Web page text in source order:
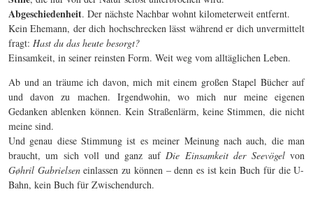
Abgeschiedenheit. Der nächste Nachbar wohnt kilometerweit entfernt.
Kein Ehemann, der dich hochschrecken lässt während er dich unvermittelt
fragt: Hast du das heute besorgt?
Einsamkeit, in seiner reinsten Form. Weit weg vom alltäglichen Leben.
Ab und an träume ich davon, mich mit einem großen Stapel Bücher auf
und davon zu machen. Irgendwohin, wo mich nur meine eigenen
Gedanken ablenken können. Kein Straßenlärm, keine Stimmen, die nicht
meine sind.
Und genau diese Stimmung ist es meiner Meinung nach auch, die man
braucht, um sich voll und ganz aufDie Einsamkeit der Seevögelvon
Gøhril Gabrielseneinlassen zu können – denn es ist kein Buch für die U-
Bahn, kein Buch für Zwischendurch.